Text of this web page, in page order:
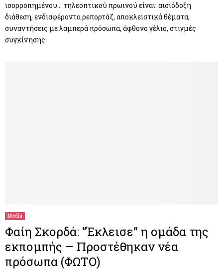
ισορροπημένου… τηλεοπτικού πρωινού είναι: αισιόδοξη
διάθεση, ενδιαφέροντα ρεπορτάζ, αποκλειστικά θέματα,
συναντήσεις με λαμπερά πρόσωπα, άφθονο γέλιο, στιγμές
συγκίνησης
Media
Φαίη Σκορδά: “Έκλεισε” η ομάδα της
εκπομπής – Προστέθηκαν νέα
πρόσωπα (ΦΩΤΟ)